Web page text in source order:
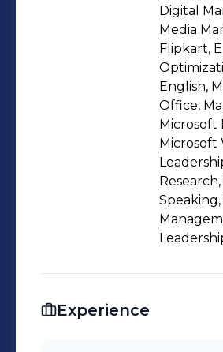
acumen. My
writer and social media
Team Leader showcases
commitment to
knack for management,
like Microsoft Office and
deliver compelling
Digital
Media
Flipkart,
English,
Office,
Microsoft
Microsoft
Experience